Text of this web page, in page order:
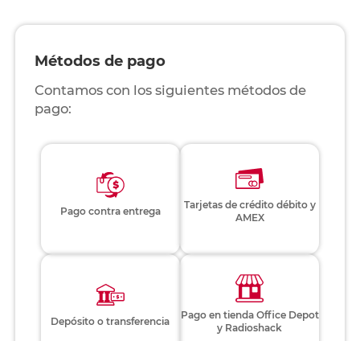
Métodos de pago
Contamos con los siguientes métodos de
pago:
Pago contra entrega
Tarjetas de crédito débito y
AMEX
Depósito o transferencia
Pago en tienda Office Depot
y Radioshack